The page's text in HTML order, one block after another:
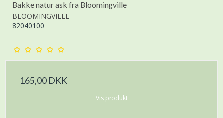
Bakke natur ask fra Bloomingville
BLOOMINGVILLE
82040100
165,00 DKK
Vis produkt